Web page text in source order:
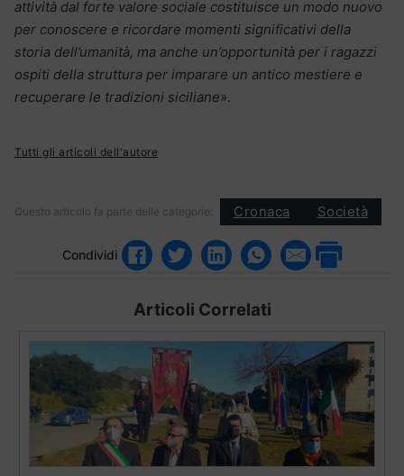
attività dal forte valore sociale costituisce un modo nuovo
per conoscere e ricordare momenti significativi della
storia dell’umanità, ma anche un’opportunità per i ragazzi
ospiti della struttura per imparare un antico mestiere e
recuperare le tradizioni siciliane».
Tutti gli articoli dell'autore
Questo articolo fa parte delle categorie: Cronaca Società
Condividi
Articoli Correlati